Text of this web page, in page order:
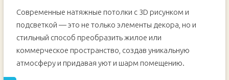
Современные натяжные потолки с 3D рисунком и
подсветкой — это не только элементы декора, но и
стильный способ преобразить жилое или
коммерческое пространство, создав уникальную
атмосферу и придавая уют и шарм помещению.